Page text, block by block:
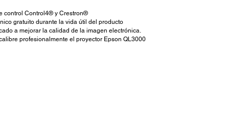
control Control4® y Crestron®
gratuito durante la vida útil del producto
a mejorar la calidad de la imagen electrónica.
profesionalmente el proyector Epson QL3000